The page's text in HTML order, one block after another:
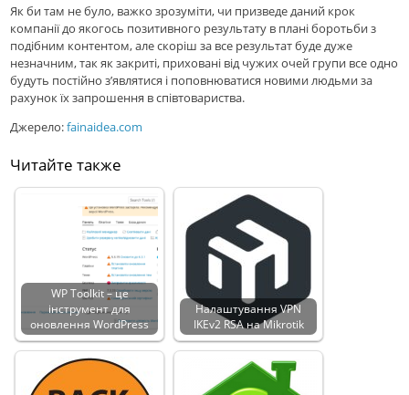
Як би там не було, важко зрозуміти, чи призведе даний крок
компанії до якогось позитивного результату в плані боротьби з
подібним контентом, але скоріш за все результат буде дуже
незначним, так як закриті, приховані від чужих очей групи все одно
будуть постійно з’являтися і поповнюватися новими людьми за
рахунок їх запрошення в співтовариства.
Джерело:fainaidea.com
Читайте также
WP Toolkit – це
інструмент для
оновлення WordPress
Налаштування VPN
IKEv2 RSA на Mikrotik